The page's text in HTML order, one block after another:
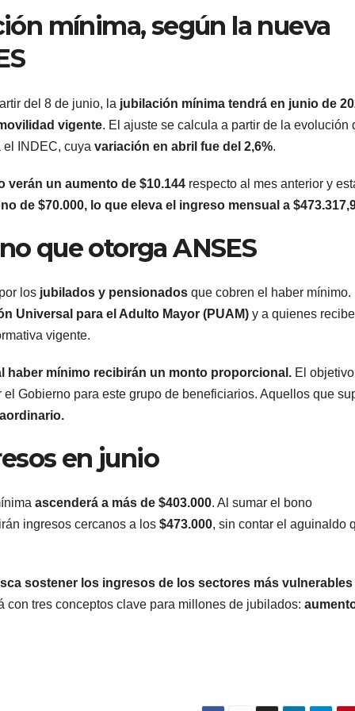
mínima, según la nueva
del 8 de junio, la jubilación mínima tendrá en junio de
vigente. El ajuste se calcula a partir de la evolución
el INDEC, cuya variación en abril fue del 2,6%.
verán un aumento de $10.144 respecto al mes anterior y
de $70.000, lo que eleva el ingreso mensual a
que otorga ANSES
los jubilados y pensionados que cobren el haber mínimo.
Universal para el Adulto Mayor (PUAM) y a quienes
vigente.
haber mínimo recibirán un monto proporcional. El
Gobierno para este grupo de beneficiarios. Aquellos que
en junio
ascenderá a más de $403.000. Al sumar el bono
ingresos cercanos a los $473.000, sin contar el aguinaldo
sostener los ingresos de los sectores más vulnerables
con tres conceptos clave para millones de jubilados:
ARGENTINA
La empresa
minera Vicuña
le dará al
San Juan U$D
cómo un
aporte
extraordinario
y no
7 AGOSTO, 2026
y